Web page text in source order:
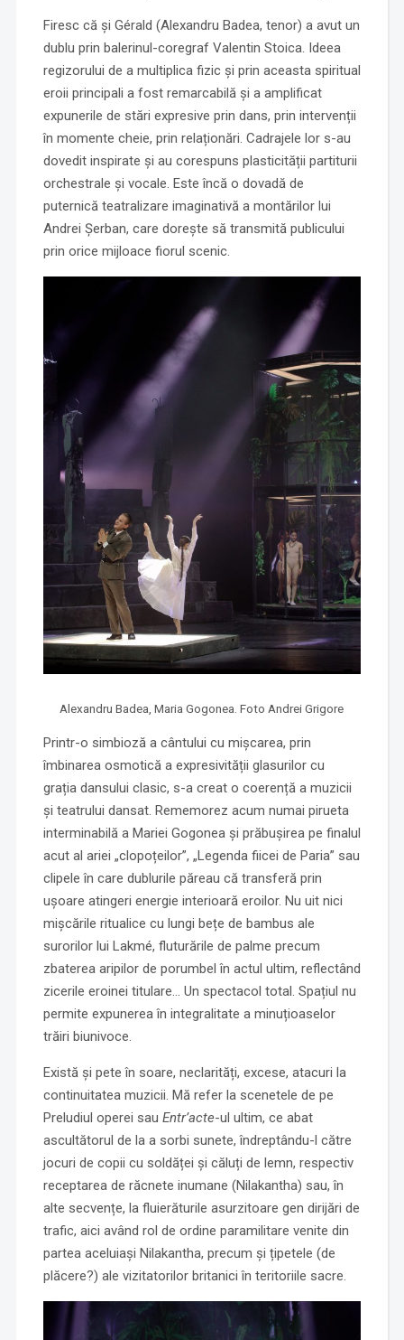
Firesc că și Gérald (Alexandru Badea, tenor) a avut un
dublu prin balerinul-coregraf Valentin Stoica. Ideea
regizorului de a multiplica fizic și prin aceasta spiritual
eroii principali a fost remarcabilă și a amplificat
expunerile de stări expresive prin dans, prin intervenții
în momente cheie, prin relaționări. Cadrajele lor s-au
dovedit inspirate și au corespuns plasticității partiturii
orchestrale și vocale. Este încă o dovadă de
puternică teatralizare imaginativă a montărilor lui
Andrei Șerban, care dorește să transmită publicului
prin orice mijloace fiorul scenic.
Alexandru Badea, Maria Gogonea. Foto Andrei Grigore
Printr-o simbioză a cântului cu mișcarea, prin
îmbinarea osmotică a expresivității glasurilor cu
grația dansului clasic, s-a creat o coerență a muzicii
și teatrului dansat. Rememorez acum numai pirueta
interminabilă a Mariei Gogonea și prăbușirea pe finalul
acut al ariei „clopoțeilor”, „Legenda fiicei de Paria” sau
clipele în care dublurile păreau că transferă prin
ușoare atingeri energie interioară eroilor. Nu uit nici
mișcările ritualice cu lungi bețe de bambus ale
surorilor lui Lakmé, fluturările de palme precum
zbaterea aripilor de porumbel în actul ultim, reflectând
zicerile eroinei titulare… Un spectacol total. Spațiul nu
permite expunerea în integralitate a minuțioaselor
trăiri biunivoce.
Există și pete în soare, neclarități, excese, atacuri la
continuitatea muzicii. Mă refer la scenetele de pe
Preludiul operei sau Entr’acte-ul ultim, ce abat
ascultătorul de la a sorbi sunete, îndreptându-l către
jocuri de copii cu soldăței și căluți de lemn, respectiv
receptarea de răcnete inumane (Nilakantha) sau, în
alte secvențe, la fluierăturile asurzitoare gen dirijări de
trafic, aici având rol de ordine paramilitare venite din
partea aceluiași Nilakantha, precum și țipetele (de
plăcere?) ale vizitatorilor britanici în teritoriile sacre.